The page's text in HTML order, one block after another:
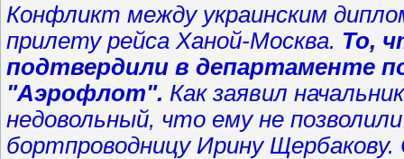
Конфликт между украинским
прилету рейса Ханой-Москва. То,
подтвердили в департаменте
"Аэрофлот". Как заявил
недовольный, что ему не
бортпроводницу Ирину